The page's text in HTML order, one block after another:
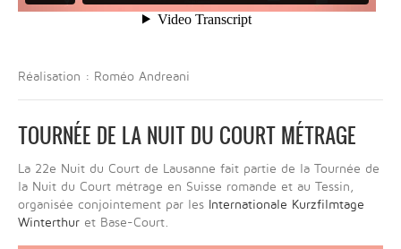
Réalisation : Roméo Andreani
TOURNÉE DE LA NUIT DU COURT MÉTRAGE
La 22e Nuit du Court de Lausanne fait partie de la Tournée de
la Nuit du Court métrage en Suisse romande et au Tessin,
organisée conjointement par les Internationale Kurzfilmtage
Winterthur et Base-Court.